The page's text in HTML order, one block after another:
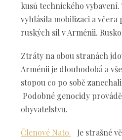
kusů technického
vyhlásila mobilizaci a
ruských sil v Arménii.
Ztráty na obou stranách
Arménii je dlouhodobá a
stopou co po sobě
Podobné genocidy
obyvatelstvu.
Členové Nato. Je strašné